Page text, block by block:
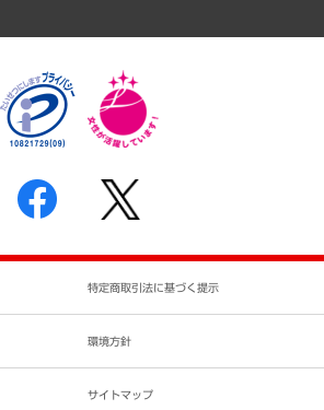
針
の請求の手続きについて
特定商取引法に基づく提示
環境方針
サイトマップ